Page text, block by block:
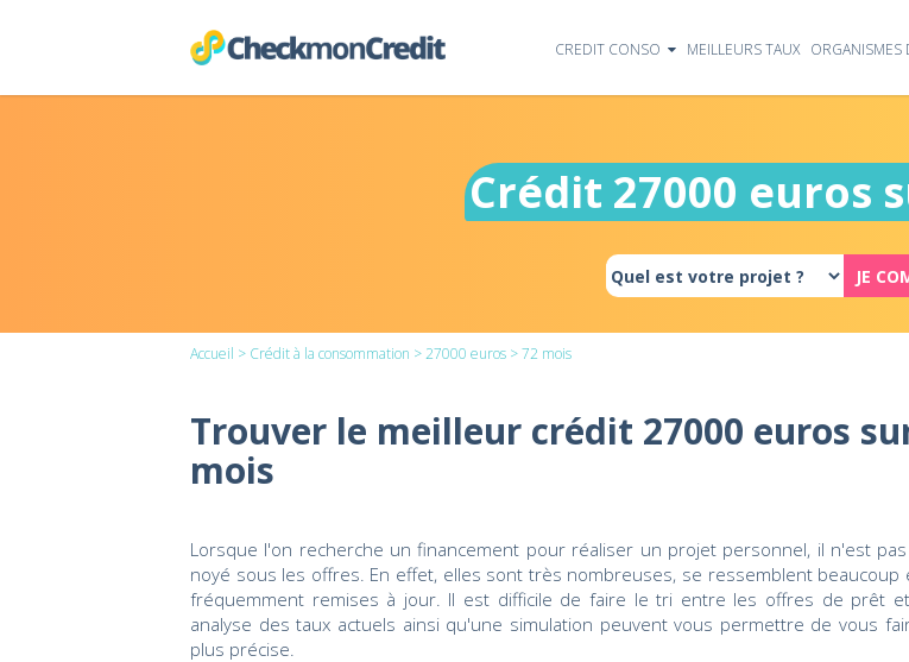
CREDIT CONSO MEILLEURS TAUX ORGANISMES
Crédit 27000 euros
JE
Accueil > Crédit à la consommation >27000 euros > 72 mois
Trouver le meilleur crédit 27000 euros
mois
Lorsque l'on recherche un financement pour réaliser un projet personnel, il n'est
noyé sous les offres. En effet, elles sont très nombreuses, se ressemblent beaucoup
fréquemment remises à jour. Il est difficile de faire le tri entre les offres de prêt
analyse des taux actuels ainsi qu'une simulation peuvent vous permettre de vous
plus précise.